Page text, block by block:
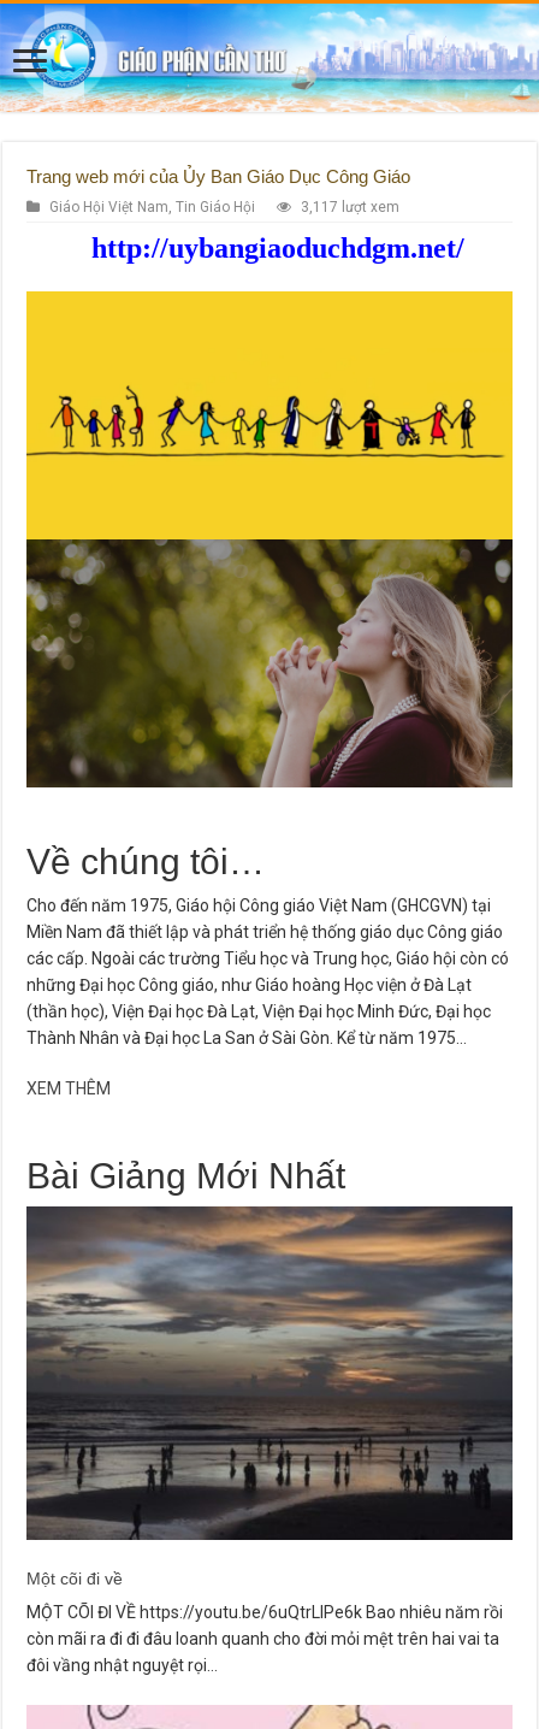
Trang web mới của Ủy Ban Giáo Dục Công Giáo
Giáo Hội Việt Nam ,Tin Giáo Hội 3,117 lượt xem
http://uybangiaoduchdgm.net/
Về chúng tôi…
Cho đến năm 1975, Giáo hội Công giáo Việt Nam (GHCGVN) tại
Miền Nam đã thiết lập và phát triển hệ thống giáo dục Công giáo
các cấp. Ngoài các trường Tiểu học và Trung học, Giáo hội còn có
những Đại học Công giáo, như Giáo hoàng Học viện ở Đà Lạt
(thần học), Viện Đại học Đà Lạt, Viện Đại học Minh Đức, Đại học
Thành Nhân và Đại học La San ở Sài Gòn. Kể từ năm 1975…
XEM THÊM
Bài Giảng Mới Nhất
Một cõi đi về
MỘT CÕI ĐI VỀ https://youtu.be/6uQtrLlPe6k Bao nhiêu năm rồi
còn mãi ra đi đi đâu loanh quanh cho đời mỏi mệt trên hai vai ta
đôi vầng nhật nguyệt rọi…